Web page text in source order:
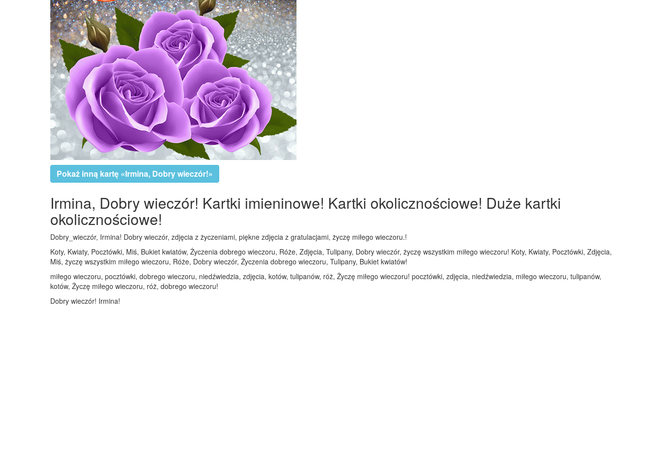
Pokaż inną kartę «Irmina, Dobry wieczór!»
Irmina, Dobry wieczór! Kartki imieninowe! Kartki okolicznościowe! Duże kartki
okolicznościowe!
Dobry_wieczór, Irmina! Dobry wieczór, zdjęcia z życzeniami, piękne zdjęcia z gratulacjami, życzę miłego wieczoru.!
Koty, Kwiaty, Pocztówki, Miś, Bukiet kwiatów, Życzenia dobrego wieczoru, Róże, Zdjęcia, Tulipany, Dobry wieczór, życzę wszystkim miłego wieczoru! Koty, Kwiaty, Pocztówki, Zdjęcia,
Miś, życzę wszystkim miłego wieczoru, Róże, Dobry wieczór, Życzenia dobrego wieczoru, Tulipany, Bukiet kwiatów!
miłego wieczoru, pocztówki, dobrego wieczoru, niedźwiedzia, zdjęcia, kotów, tulipanów, róż, Życzę miłego wieczoru! pocztówki, zdjęcia, niedźwiedzia, miłego wieczoru, tulipanów,
kotów, Życzę miłego wieczoru, róż, dobrego wieczoru!
Dobry wieczór! Irmina!